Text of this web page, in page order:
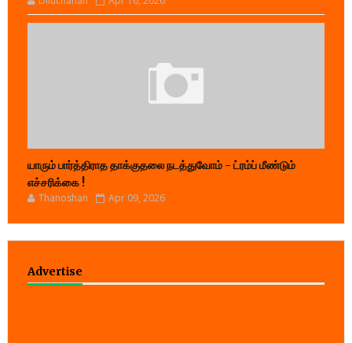
யாரும் பார்த்திராத தாக்குதலை நடத்துவோம் - ட்ரம்ப் மீண்டும்
எச்சரிக்கை !
Thanoshan Apr 09, 2026
Advertise